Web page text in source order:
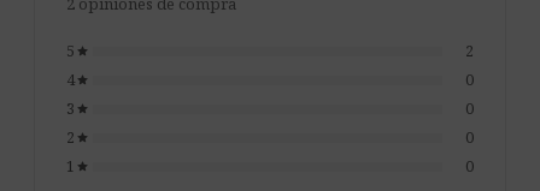
5 star
2
4 star
0
3 star
0
2 star
0
1 star 0